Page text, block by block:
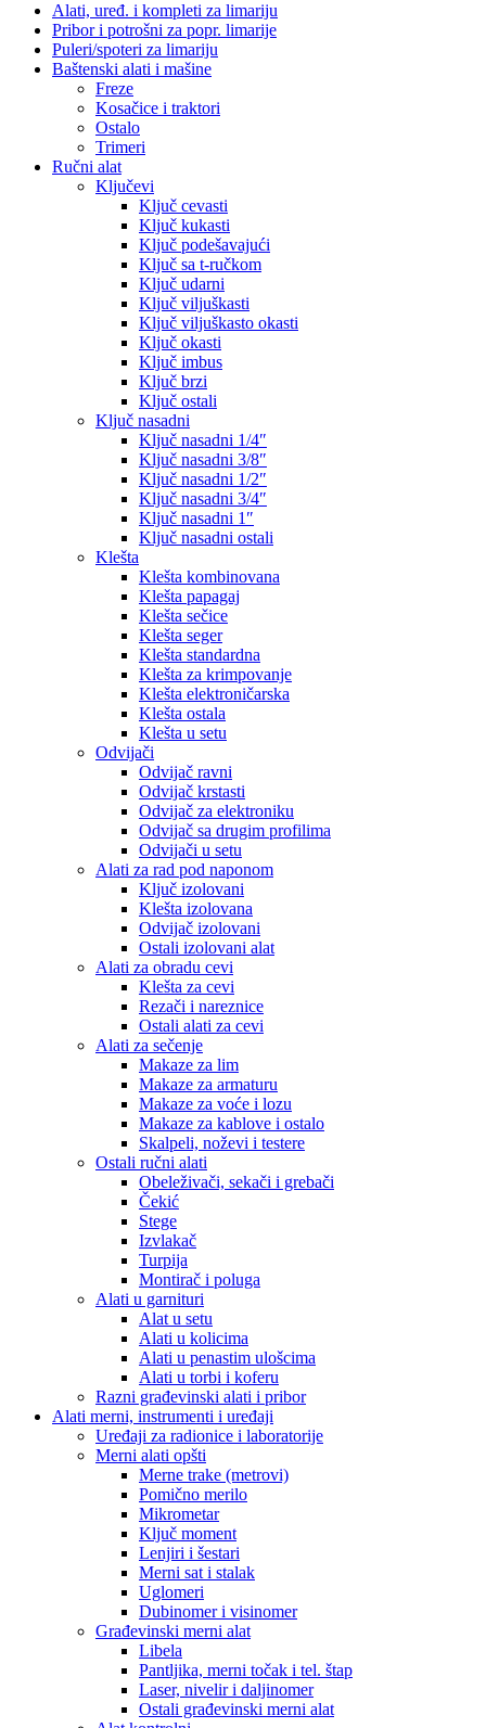
Alati, uređ. i kompleti za limariju
Pribor i potrošni za popr. limarije
Puleri/spoteri za limariju
Baštenski alati i mašine
Freze
Kosačice i traktori
Ostalo
Trimeri
Ručni alat
Ključevi
Ključ cevasti
Ključ kukasti
Ključ podešavajući
Ključ sa t-ručkom
Ključ udarni
Ključ viljuškasti
Ključ viljuškasto okasti
Ključ okasti
Ključ imbus
Ključ brzi
Ključ ostali
Ključ nasadni
Ključ nasadni 1/4″
Ključ nasadni 3/8″
Ključ nasadni 1/2″
Ključ nasadni 3/4″
Ključ nasadni 1″
Ključ nasadni ostali
Klešta
Klešta kombinovana
Klešta papagaj
Klešta sečice
Klešta seger
Klešta standardna
Klešta za krimpovanje
Klešta elektroničarska
Klešta ostala
Klešta u setu
Odvijači
Odvijač ravni
Odvijač krstasti
Odvijač za elektroniku
Odvijač sa drugim profilima
Odvijači u setu
Alati za rad pod naponom
Ključ izolovani
Klešta izolovana
Odvijač izolovani
Ostali izolovani alat
Alati za obradu cevi
Klešta za cevi
Rezači i nareznice
Ostali alati za cevi
Alati za sečenje
Makaze za lim
Makaze za armaturu
Makaze za voće i lozu
Makaze za kablove i ostalo
Skalpeli, noževi i testere
Ostali ručni alati
Obeleživači, sekači i grebači
Čekić
Stege
Izvlakač
Turpija
Montirač i poluga
Alati u garnituri
Alat u setu
Alati u kolicima
Alati u penastim ulošcima
Alati u torbi i koferu
Razni građevinski alati i pribor
Alati merni, instrumenti i uređaji
Uređaji za radionice i laboratorije
Merni alati opšti
Merne trake (metrovi)
Pomično merilo
Mikrometar
Ključ moment
Lenjiri i šestari
Merni sat i stalak
Uglomeri
Dubinomer i visinomer
Građevinski merni alat
Libela
Pantljika, merni točak i tel. štap
Laser, nivelir i daljinomer
Ostali građevinski merni alat